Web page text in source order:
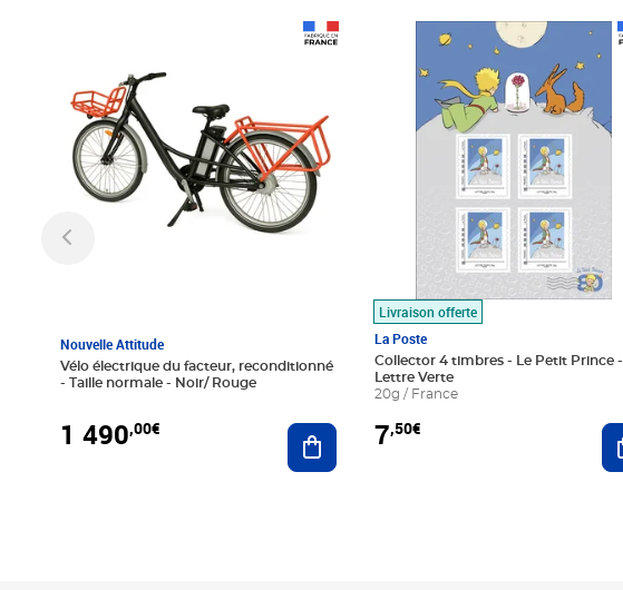
Nouvelle Attitude
Vélo électrique du facteur, reconditionné
- Taille normale - Noir/ Rouge
1 490,00€ Ajouter au panier
Livraison offerte
La Poste
Collector 4 timbres - Le Petit Prince -
Lettre Verte
20g / France
7,50€
Prix 7,50€